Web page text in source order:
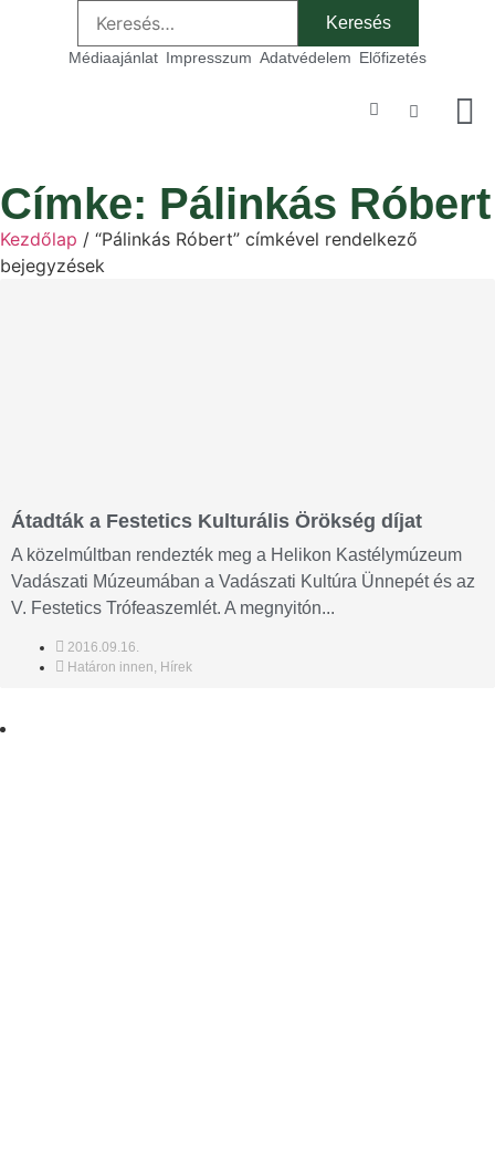
Médiaajánlat Impresszum Adatvédelem Előfizetés
Címke: Pálinkás Róbert
Kezdőlap / “Pálinkás Róbert” címkével rendelkező
bejegyzések
Átadták a Festetics Kulturális Örökség díjat
A közelmúltban rendezték meg a Helikon Kastélymúzeum
Vadászati Múzeumában a Vadászati Kultúra Ünnepét és az
V. Festetics Trófeaszemlét. A megnyitón...
2016.09.16.
Határon innen, Hírek